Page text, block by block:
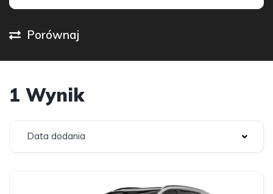
Porównaj
1 Wynik
Data dodania